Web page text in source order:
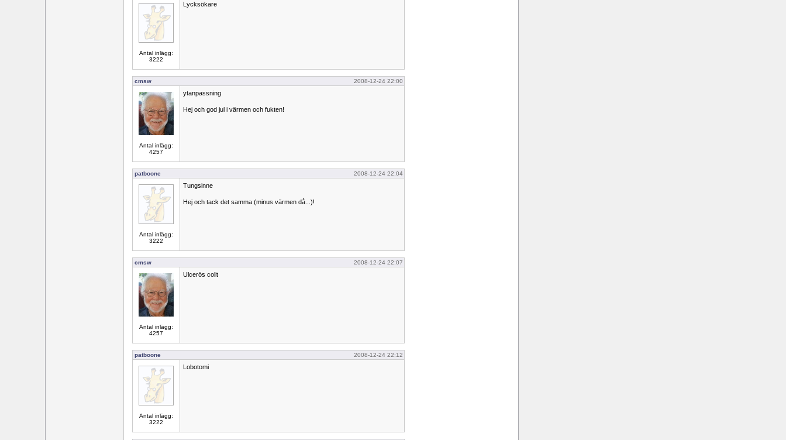
Antal inlägg:
3222
Lycksökare
cmsw 2008-12-24 22:00
Antal inlägg:
4257
ytanpassning
Hej och god jul i värmen och fukten!
patboone 2008-12-24 22:04
Antal inlägg:
3222
Tungsinne
Hej och tack det samma (minus värmen då...)!
cmsw 2008-12-24 22:07
Antal inlägg:
4257
Ulcerös colit
patboone 2008-12-24 22:12
Antal inlägg:
3222
Lobotomi